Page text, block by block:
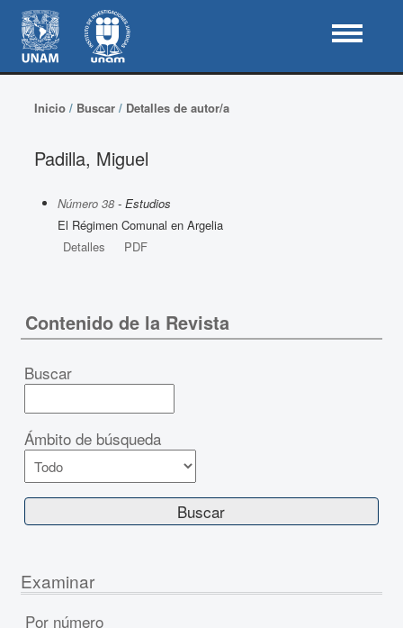
Inicio/ Buscar/ Detalles de autor/a
Padilla, Miguel
Número 38- Estudios
El Régimen Comunal en Argelia
Detalles
PDF
Contenido de la Revista
Buscar
Ámbito de búsqueda
Examinar
Por número